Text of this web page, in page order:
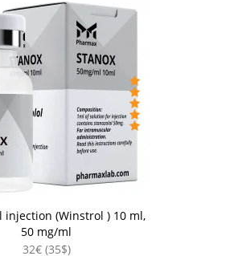
injection (Winstrol ) 10 ml,
50 mg/ml
32€ (35$)